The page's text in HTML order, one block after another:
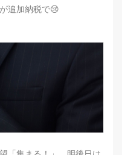
追加納税で😢